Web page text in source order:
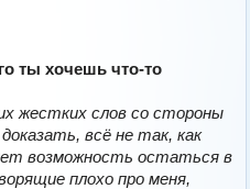
ты хочешь что-то
жестких слов со стороны
всё не так, как
возможность остаться в
плохо про меня,